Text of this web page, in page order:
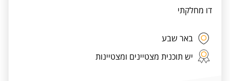
דו מחלקתי
באר שבע
יש תוכנית מצטיינים ומצטיינות